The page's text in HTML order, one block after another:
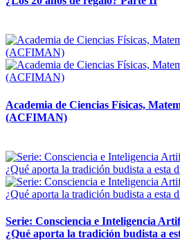
Academia de Ciencias Físicas,
(ACFIMAN)
Serie: Consciencia e Inteligencia
¿Qué aporta la tradición budista a